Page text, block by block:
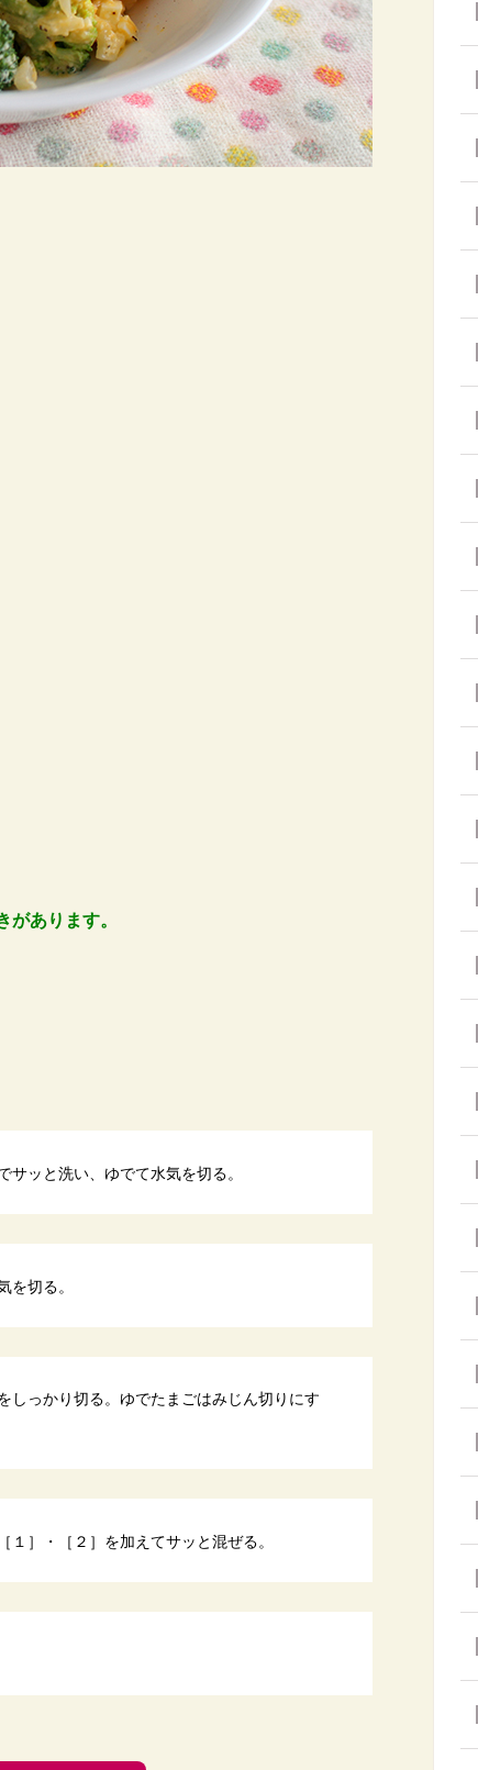
あります。
ッと洗い、ゆでて水気を切る。
を切る。
しっかり切る。ゆでたまごはみじん切りにす
］・［２］を加えてサッと混ぜる。